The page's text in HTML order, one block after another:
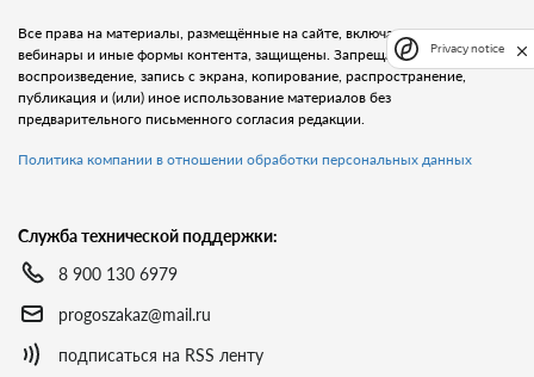
Все права на материалы, размещённые на сайте, включая тексты, видео,
вебинары и иные формы контента, защищены. Запрещается любое
воспроизведение, запись с экрана, копирование, распространение,
публикация и (или) иное использование материалов без
предварительного письменного согласия редакции.
Политика компании в отношении обработки персональных данных
Служба технической поддержки:
8 900 130 6979
progoszakaz@mail.ru
подписаться на RSS ленту
Privacy notice